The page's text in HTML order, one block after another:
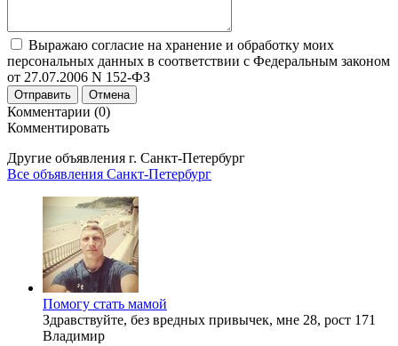
Выражаю согласие на хранение и обработку моих
персональных данных в соответствии с Федеральным законом
от 27.07.2006 N 152-ФЗ
Отправить Отмена
Комментарии (0)
Комментировать
Другие объявления г. Санкт-Петербург
Все объявления Санкт-Петербург
Помогу стать мамой
Здравствуйте, без вредных привычек, мне 28, рост 171
Владимир